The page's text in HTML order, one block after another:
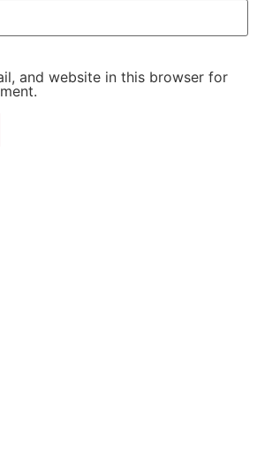
and website in this browser for